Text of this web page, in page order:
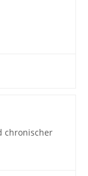
chronischer